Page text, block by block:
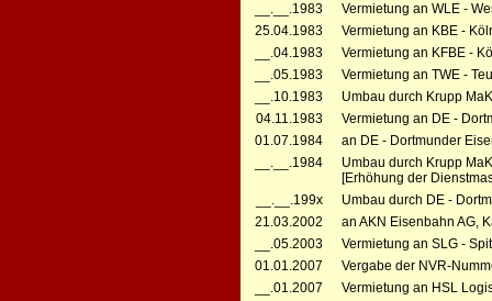
__.__.1983
Vermietung an WLE -
25.04.1983
Vermietung an KBE -
__.04.1983
Vermietung an KFBE -
__.05.1983
Vermietung an TWE -
__.10.1983
Umbau durch Krupp
04.11.1983
Vermietung an DE -
01.07.1984
an DE - Dortmunder
__.__.1984
Umbau durch Krupp
[Erhöhung der
__.__.199x
Umbau durch DE -
21.03.2002
an AKN Eisenbahn AG,
__.05.2003
Vermietung an SLG -
01.01.2007
Vergabe der NVR-
__.01.2007
Vermietung an HSL